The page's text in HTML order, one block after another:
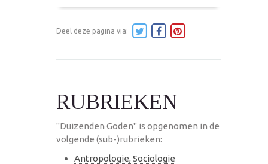
Deel deze pagina via:
RUBRIEKEN
"Duizenden Goden" is opgenomen in de
volgende (sub-)rubrieken:
Antropologie, Sociologie